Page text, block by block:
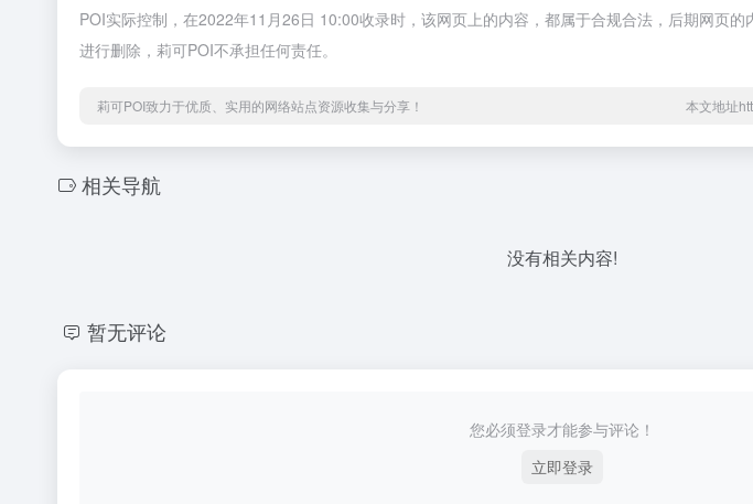
POI实际控制，在2022年11月26日 10:00收录时，该网页上的内容，都属于合规合法，后期网页
进行删除，莉可POI不承担任何责任。
莉可POI致力于优质、实用的网络站点资源收集与分享！ 本文地址
相关导航
没有相关内容!
暂无评论
您必须登录才能参与评论！
立即登录